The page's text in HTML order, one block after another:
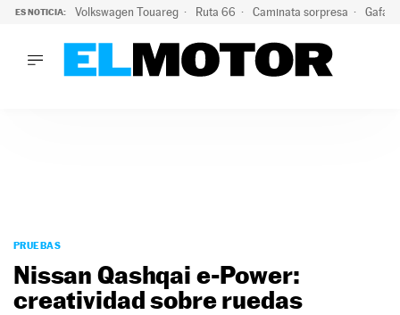
ES NOTICIA: Volkswagen Touareg Ruta 66 Caminata sorpresa Gafas
PODCAST
MOTOS
TECNOLOGÍA
PRUEBAS
Nissan Qashqai e-Power:
creatividad sobre ruedas